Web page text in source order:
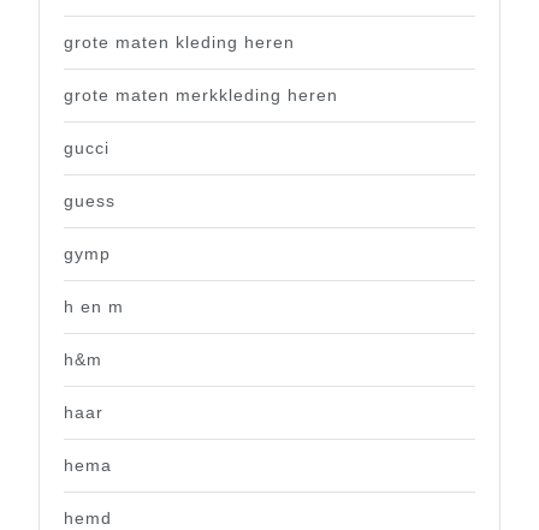
grote maten kleding heren
grote maten merkkleding heren
gucci
guess
gymp
h en m
h&m
haar
hema
hemd